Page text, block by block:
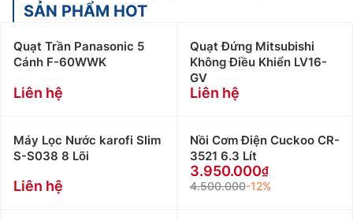
SẢN PHẨM HOT
Quạt Trần Panasonic 5
Cánh F-60WWK
Liên hệ
Quạt Đứng Mitsubishi
Không Điều Khiển LV16-
GV
Liên hệ
Máy Lọc Nước karofi Slim
S-S038 8 Lõi
Liên hệ
Nồi Cơm Điện Cuckoo CR-
3521 6.3 Lít
3.950.000
4.500.000-12%